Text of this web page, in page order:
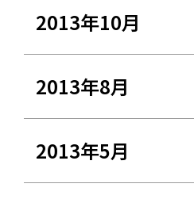
2013年10月
2013年8月
2013年5月